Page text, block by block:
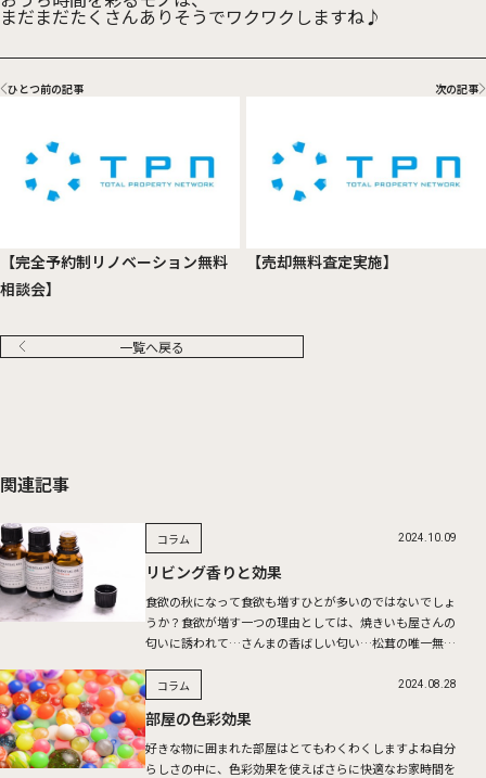
まだまだたくさんありそうでワクワクしますね♪
ひとつ前の記事
【完全予約制リノベーション無料
相談会】
一覧へ戻る
次の記事
【売却無料査定実施】
関連記事
リビング香りと効果
食欲の秋になって食欲も増すひとが多いのではないでしょ
うか？食欲が増す一つの理由としては、焼きいも屋さんの
匂いに誘われて…さんまの香ばしい匂い…松茸の唯一無二
ありさまざま […]
コラム 2024.10.09
部屋の色彩効果
好きな物に囲まれた部屋はとてもわくわくしますよね自分
らしさの中に、色彩効果を使えばさらに快適なお家時間を
コラム 2024.08.28